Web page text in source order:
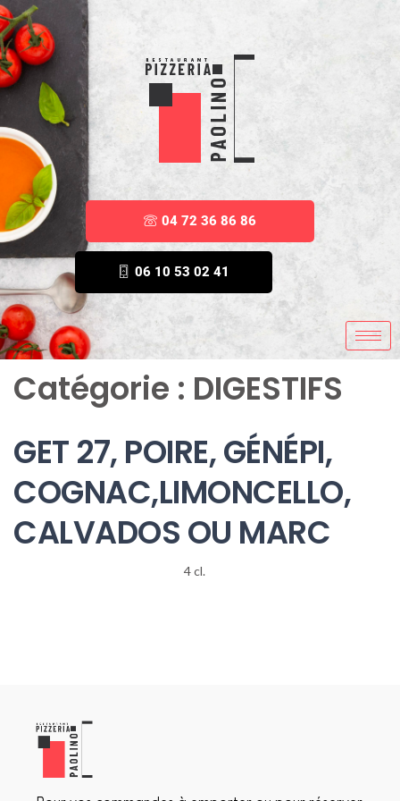
04 72 36 86 86
06 10 53 02 41
Catégorie : DIGESTIFS
GET 27, POIRE, GÉNÉPI,
COGNAC,LIMONCELLO,
CALVADOS OU MARC
4 cl.